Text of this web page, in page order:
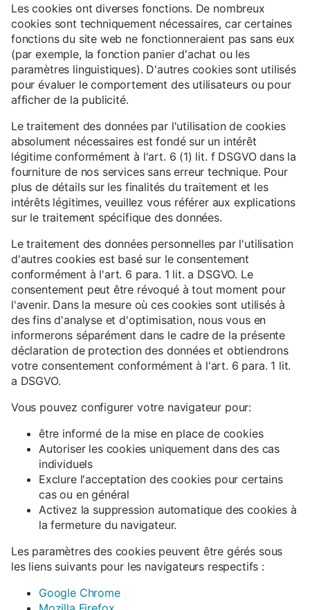
Les cookies ont diverses fonctions. De nombreux
cookies sont techniquement nécessaires, car certaines
fonctions du site web ne fonctionneraient pas sans eux
(par exemple, la fonction panier d'achat ou les
paramètres linguistiques). D'autres cookies sont utilisés
pour évaluer le comportement des utilisateurs ou pour
afficher de la publicité.
Le traitement des données par l'utilisation de cookies
absolument nécessaires est fondé sur un intérêt
légitime conformément à l'art. 6 (1) lit. f DSGVO dans la
fourniture de nos services sans erreur technique. Pour
plus de détails sur les finalités du traitement et les
intérêts légitimes, veuillez vous référer aux explications
sur le traitement spécifique des données.
Le traitement des données personnelles par l'utilisation
d'autres cookies est basé sur le consentement
conformément à l'art. 6 para. 1 lit. a DSGVO. Le
consentement peut être révoqué à tout moment pour
l'avenir. Dans la mesure où ces cookies sont utilisés à
des fins d'analyse et d'optimisation, nous vous en
informerons séparément dans le cadre de la présente
déclaration de protection des données et obtiendrons
votre consentement conformément à l'art. 6 para. 1 lit.
a DSGVO.
Vous pouvez configurer votre navigateur pour:
être informé de la mise en place de cookies
Autoriser les cookies uniquement dans des cas
individuels
Exclure l'acceptation des cookies pour certains
cas ou en général
Activez la suppression automatique des cookies à
la fermeture du navigateur.
Les paramètres des cookies peuvent être gérés sous
les liens suivants pour les navigateurs respectifs :
Google Chrome